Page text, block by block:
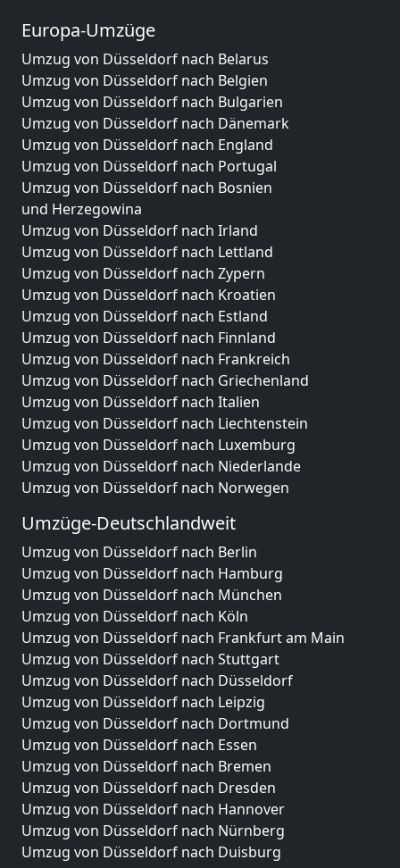
Europa-Umzüge
Umzug von Düsseldorf nach Belarus
Umzug von Düsseldorf nach Belgien
Umzug von Düsseldorf nach Bulgarien
Umzug von Düsseldorf nach Dänemark
Umzug von Düsseldorf nach England
Umzug von Düsseldorf nach Portugal
Umzug von Düsseldorf nach Bosnien
und Herzegowina
Umzug von Düsseldorf nach Irland
Umzug von Düsseldorf nach Lettland
Umzug von Düsseldorf nach Zypern
Umzug von Düsseldorf nach Kroatien
Umzug von Düsseldorf nach Estland
Umzug von Düsseldorf nach Finnland
Umzug von Düsseldorf nach Frankreich
Umzug von Düsseldorf nach Griechenland
Umzug von Düsseldorf nach Italien
Umzug von Düsseldorf nach Liechtenstein
Umzug von Düsseldorf nach Luxemburg
Umzug von Düsseldorf nach Niederlande
Umzug von Düsseldorf nach Norwegen
Umzüge-Deutschlandweit
Umzug von Düsseldorf nach Berlin
Umzug von Düsseldorf nach Hamburg
Umzug von Düsseldorf nach München
Umzug von Düsseldorf nach Köln
Umzug von Düsseldorf nach Frankfurt am Main
Umzug von Düsseldorf nach Stuttgart
Umzug von Düsseldorf nach Düsseldorf
Umzug von Düsseldorf nach Leipzig
Umzug von Düsseldorf nach Dortmund
Umzug von Düsseldorf nach Essen
Umzug von Düsseldorf nach Bremen
Umzug von Düsseldorf nach Dresden
Umzug von Düsseldorf nach Hannover
Umzug von Düsseldorf nach Nürnberg
Umzug von Düsseldorf nach Duisburg